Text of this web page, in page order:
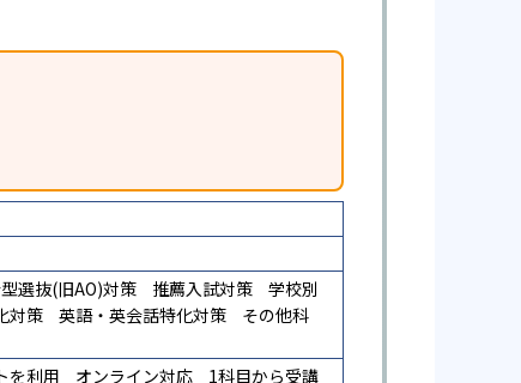
選抜(旧AO)対策 推薦入試対策
学校別
対策 英語・英会話特化対策
その他科
を利用 オンライン対応
1科目から受講